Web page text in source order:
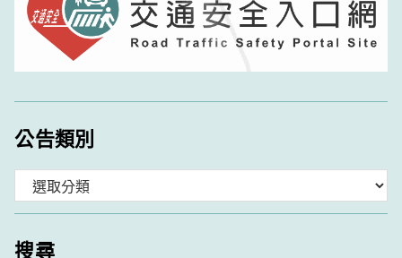
公告類別
類
搜尋